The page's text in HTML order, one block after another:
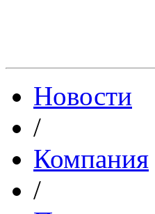
Новости
/
Компания
/